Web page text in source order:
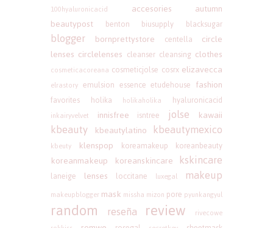
100hyaluronicacid accesories
autumn
beautypost
benton biusupply blacksugar
blogger bornprettystore centella
circle
lenses circlelenses cleanser cleansing clothes
cosmeticacoreana cosmeticjolse cosrx elizavecca
elrastory emulsion essence etudehouse fashion
favorites holika holikaholika hyaluronicacid
inkairyvelvet innisfree isntree jolse kawaii
kbeauty kbeautylatino kbeautymexico
kbeuty klenspop koreamakeup koreanbeauty
koreanmakeup koreanskincare kskincare
laneige lenses loccitane luxegal makeup
makeupbloggermask missha mizon pore pyunkangyul
random reseña review
rivecowe